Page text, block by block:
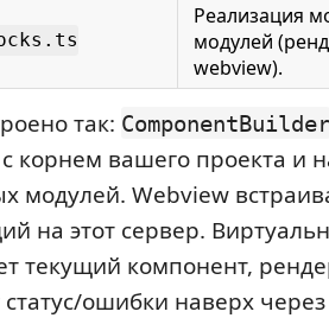
Реализация
модулей
webview).
так: ComponentBuilder
корнем вашего проекта и
модулей. Webview
на этот сервер.
текущий компонент,
статус/ошибки наверх